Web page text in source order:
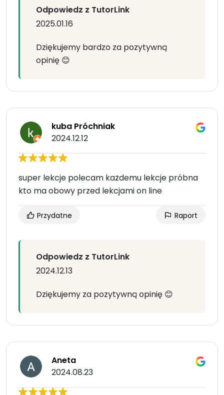
Odpowiedz z TutorLink
2025.01.16
Dziękujemy bardzo za pozytywną
opinię 😊
kuba Próchniak
2024.12.12
super lekcje polecam każdemu lekcje próbna
kto ma obowy przed lekcjami on line
Przydatne Raport
Odpowiedz z TutorLink
2024.12.13
Dziękujemy za pozytywną opinię 😊
Aneta
2024.08.23